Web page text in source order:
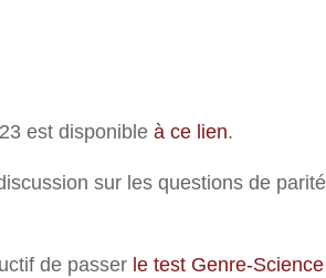
est disponible à ce lien.
sur les questions de
de passer le test Genre-